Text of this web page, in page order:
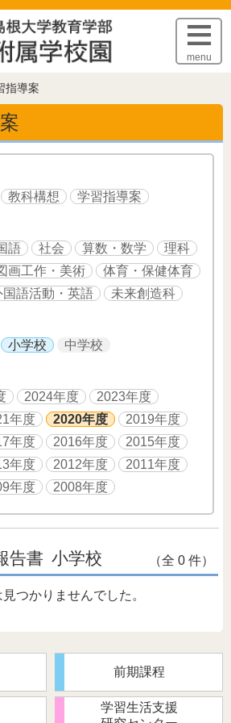
のページの本文へ
menu
指導案
教科構想 学習指導案
語 社会 算数・数学
理科
画工作・美術
体育・保健体育
国語活動・英語 未来創造科
小学校 中学校
2024年度
2023年度
年度 2020年度
2019年度
年度 2016年度
2015年度
年度 2012年度
2011年度
年度 2008年度
告書 小学校 （全 0 件）
つかりませんでした。
前期課程
学習生活支援